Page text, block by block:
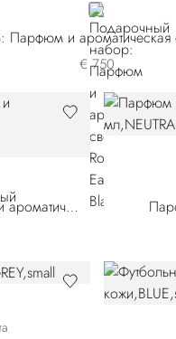
NEUTRAL
и ароматическая
€ 750
Подарочный набор: Парфюм и ароматическая свеча Royal Eagle Sport
3189